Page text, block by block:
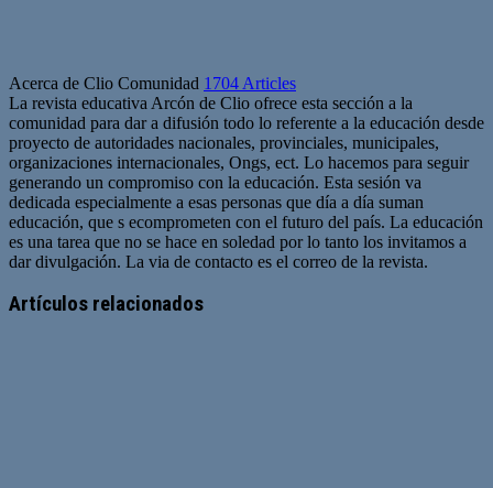
Acerca de Clio Comunidad 1704 Articles
La revista educativa Arcón de Clio ofrece esta sección a la
comunidad para dar a difusión todo lo referente a la educación desde
proyecto de autoridades nacionales, provinciales, municipales,
organizaciones internacionales, Ongs, ect. Lo hacemos para seguir
generando un compromiso con la educación. Esta sesión va
dedicada especialmente a esas personas que día a día suman
educación, que s ecomprometen con el futuro del país. La educación
es una tarea que no se hace en soledad por lo tanto los invitamos a
dar divulgación. La via de contacto es el correo de la revista.
web
Artículos relacionados